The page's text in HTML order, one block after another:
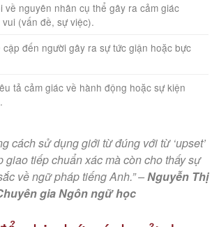
về nguyên nhân cụ thể gây ra cảm giác
(vấn đề, sự việc).
cập đến người gây ra sự tức giận hoặc bực
tả cảm giác về hành động hoặc sự kiện
cách sử dụng giới từ đúng với từ ‘upset’
giao tiếp chuẩn xác mà còn cho thấy sự
về ngữ pháp tiếng Anh.” –Nguyễn Thị
gia Ngôn ngữ học